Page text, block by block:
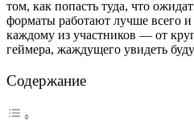
том, как попасть туда, что
форматы работают лучше всего
каждому из участников — от
геймера, жаждущего увидеть
Содержание